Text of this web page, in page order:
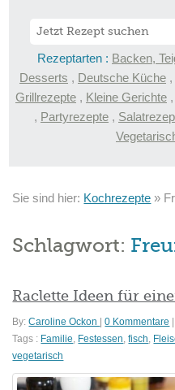
Rezeptarten : Backen,
Desserts , Deutsche Küche ,
Grillrezepte , Kleine Gerichte ,
, Partyrezepte ,
Sie sind hier: Kochrezepte »
Schlagwort:
Raclette Ideen für
By:Caroline Ockon 0 Kommentare
Tags : Familie, Festessen,fisch,
vegetarisch